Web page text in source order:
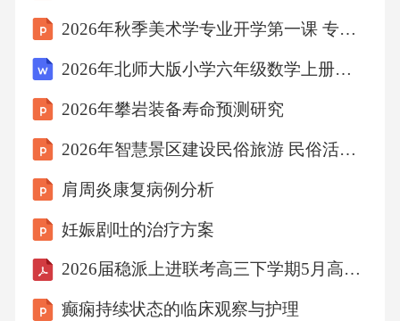
2026年秋季美术学专业开学第一课 专业社团与学术活动教学设计
2026年北师大版小学六年级数学上册课时《分数的加减法》教案
2026年攀岩装备寿命预测研究
2026年智慧景区建设民俗旅游 民俗活动数字化服务与体验
肩周炎康复病例分析
妊娠剧吐的治疗方案
2026届稳派上进联考高三下学期5月高考大练兵日语+答案
癫痫持续状态的临床观察与护理